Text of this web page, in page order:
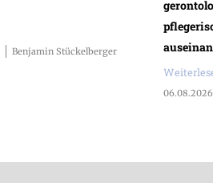
Benjamin Stückelberger
06.08.2026